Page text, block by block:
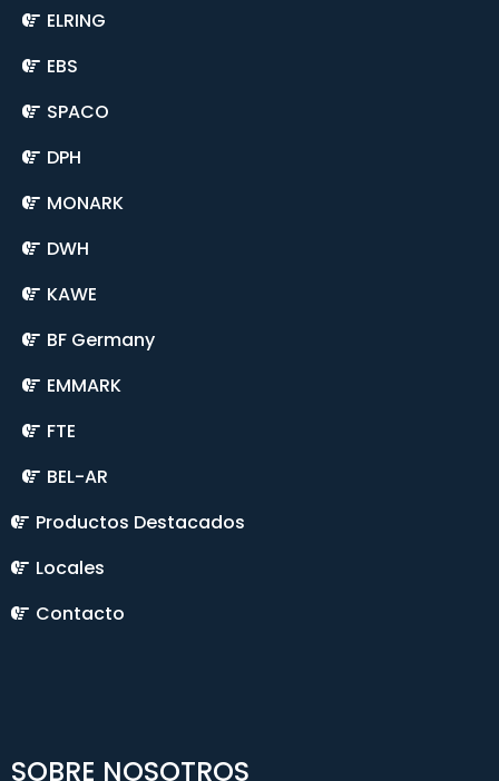
ELRING
EBS
SPACO
DPH
MONARK
DWH
KAWE
BF Germany
EMMARK
FTE
BEL-AR
Productos Destacados
Locales
Contacto
SOBRE NOSOTROS